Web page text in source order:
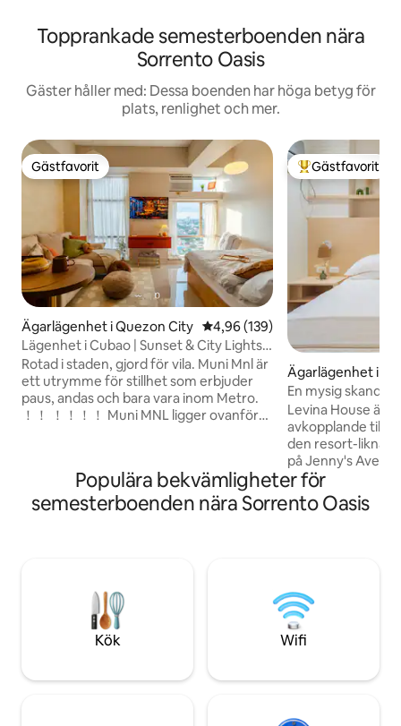
Topprankade semesterboenden nära
Sorrento Oasis
Gäster håller med: Dessa boenden har höga betyg för
plats, renlighet och mer.
Gästfavorit
Gästfavorit
Ägarlägenhet i Quezon City 4,96 av 5 i genomsnittligt
4,96 (139)
Lägenhet i Cubao | Sunset & City Lights
Chasing
Rotad i staden, gjord för vila. Muni Mnl är
ett utrymme för stillhet som erbjuder
paus, andas och bara vara inom Metro.
！！ ！！！！ Muni MNL ligger ovanför
och magin i stadens glittrande ljus på
natten. Oavsett om du söker en
medveten tillflyktsort, en kreativ
Populär
Gästfavorit
Ägarlägenhet i
En mysig
i Pasig
Levina House är
avkopplande
den resort-
på Jenny's Avenue i
lägenhet med 2
erbjuder mysiga
sovrum i queen-
måltider med
utrustade kök Det var kul att se dig.
Välkommen hem.
Populära bekvämligheter för
semesterboenden nära Sorrento Oasis
Kök Wifi